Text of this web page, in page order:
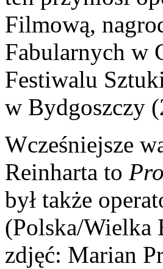
Filmową,
Fabularnych w
Festiwalu
w Bydgoszczy
Wcześniejsze
Reinharta to
był także
(Polska/Wielka
zdjęć: Marian